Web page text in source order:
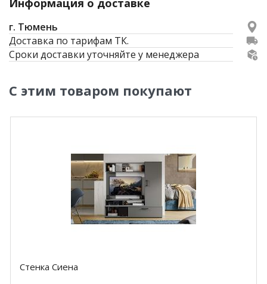
Информация о доставке
г. Тюмень
Доставка по тарифам ТК.
Сроки доставки уточняйте у менеджера
С этим товаром покупают
Стенка Сиена